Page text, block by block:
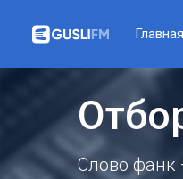
Главная
Слово фанк